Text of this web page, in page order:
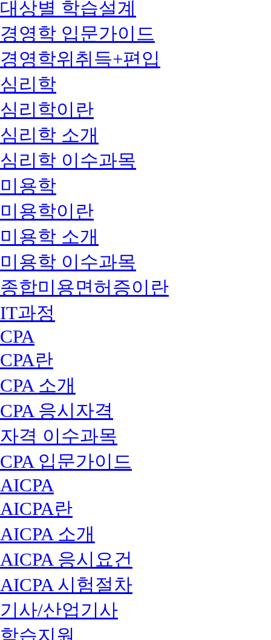
대상별 학습설계
경영학 입문가이드
경영학위취득+편입
심리학
심리학이란
심리학 소개
심리학 이수과목
미용학
미용학이란
미용학 소개
미용학 이수과목
종합미용면허증이란
IT과정
CPA
CPA란
CPA 소개
CPA 응시자격
자격 이수과목
CPA 입문가이드
AICPA
AICPA란
AICPA 소개
AICPA 응시요건
AICPA 시험절차
기사/산업기사
학습지원